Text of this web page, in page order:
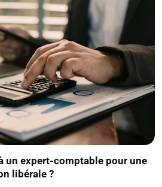
un expert-comptable pour une
libérale ?